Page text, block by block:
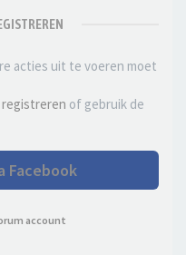
acties uit te voeren moet
registreren of gebruik de
Facebook
account